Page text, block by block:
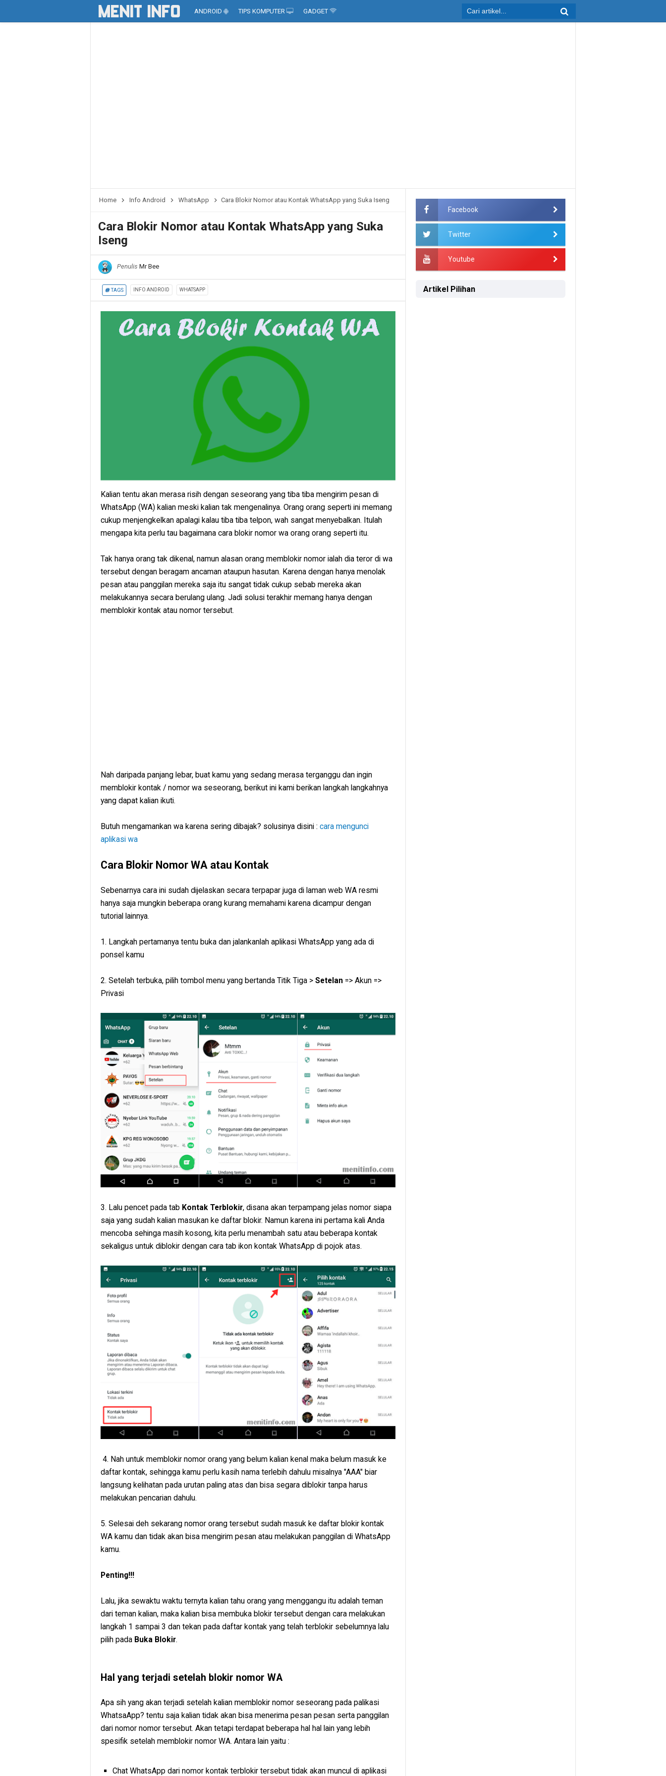
ANDROID TIPS KOMPUTER GADGET
Home Info Android WhatsApp Cara Blokir Nomor atau Kontak WhatsApp yang Suka Iseng
Cara Blokir Nomor atau Kontak WhatsApp yang Suka
Iseng
Penulis Mr Bee
TAGS INFO ANDROID WHATSAPP
Kalian tentu akan merasa risih dengan seseorang yang tiba tiba mengirim pesan di
WhatsApp (WA) kalian meski kalian tak mengenalinya. Orang orang seperti ini memang
cukup menjengkelkan apalagi kalau tiba tiba telpon, wah sangat menyebalkan. Itulah
mengapa kita perlu tau bagaimana cara blokir nomor wa orang orang seperti itu.
Tak hanya orang tak dikenal, namun alasan orang memblokir nomor ialah dia teror di wa
tersebut dengan beragam ancaman ataupun hasutan. Karena dengan hanya menolak
pesan atau panggilan mereka saja itu sangat tidak cukup sebab mereka akan
melakukannya secara berulang ulang. Jadi solusi terakhir memang hanya dengan
memblokir kontak atau nomor tersebut.
Nah daripada panjang lebar, buat kamu yang sedang merasa terganggu dan ingin
memblokir kontak / nomor wa seseorang, berikut ini kami berikan langkah langkahnya
yang dapat kalian ikuti.
Butuh mengamankan wa karena sering dibajak? solusinya disini : cara mengunci
aplikasi wa
Cara Blokir Nomor WA atau Kontak
Sebenarnya cara ini sudah dijelaskan secara terpapar juga di laman web WA resmi
hanya saja mungkin beberapa orang kurang memahami karena dicampur dengan
tutorial lainnya.
1. Langkah pertamanya tentu buka dan jalankanlah aplikasi WhatsApp yang ada di
ponsel kamu
2. Setelah terbuka, pilih tombol menu yang bertanda Titik Tiga > Setelan => Akun =>
Privasi
3. Lalu pencet pada tab Kontak Terblokir, disana akan terpampang jelas nomor siapa
saja yang sudah kalian masukan ke daftar blokir. Namun karena ini pertama kali Anda
mencoba sehinga masih kosong, kita perlu menambah satu atau beberapa kontak
sekaligus untuk diblokir dengan cara tab ikon kontak WhatsApp di pojok atas.
4. Nah untuk memblokir nomor orang yang belum kalian kenal maka belum masuk ke
daftar kontak, sehingga kamu perlu kasih nama terlebih dahulu misalnya "AAA" biar
langsung kelihatan pada urutan paling atas dan bisa segara diblokir tanpa harus
melakukan pencarian dahulu.
5. Selesai deh sekarang nomor orang tersebut sudah masuk ke daftar blokir kontak
WA kamu dan tidak akan bisa mengirim pesan atau melakukan panggilan di WhatsApp
kamu.
Penting!!!
Lalu, jika sewaktu waktu ternyta kalian tahu orang yang menggangu itu adalah teman
dari teman kalian, maka kalian bisa membuka blokir tersebut dengan cara melakukan
langkah 1 sampai 3 dan tekan pada daftar kontak yang telah terblokir sebelumnya lalu
pilih pada Buka Blokir.
Hal yang terjadi setelah blokir nomor WA
Apa sih yang akan terjadi setelah kalian memblokir nomor seseorang pada palikasi
WhatsaApp? tentu saja kalian tidak akan bisa menerima pesan pesan serta panggilan
dari nomor nomor tersebut. Akan tetapi terdapat beberapa hal hal lain yang lebih
spesifik setelah memblokir nomor WA. Antara lain yaitu :
Chat WhatsApp dari nomor kontak terblokir tersebut tidak akan muncul di aplikasi
Facebook
Twitter
Youtube
Artikel Pilihan